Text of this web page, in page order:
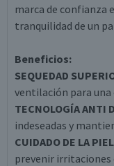
marca de confianza
tranquilidad de un
Beneficios:
SEQUEDAD
ventilación para una
TECNOLOGÍA ANTI
indeseadas y
CUIDADO DE LA
prevenir irritaciones